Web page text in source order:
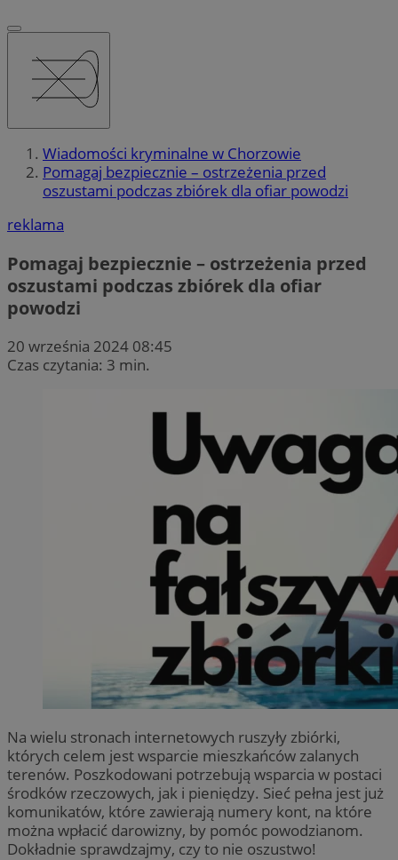
Wiadomości kryminalne w Chorzowie
Pomagaj bezpiecznie – ostrzeżenia przed
oszustami podczas zbiórek dla ofiar powodzi
reklama
Pomagaj bezpiecznie – ostrzeżenia przed
oszustami podczas zbiórek dla ofiar
powodzi
20 września 2024 08:45
Czas czytania: 3 min.
Na wielu stronach internetowych ruszyły zbiórki,
których celem jest wsparcie mieszkańców zalanych
terenów. Poszkodowani potrzebują wsparcia w postaci
środków rzeczowych, jak i pieniędzy. Sieć pełna jest już
komunikatów, które zawierają numery kont, na które
można wpłacić darowizny, by pomóc powodzianom.
Dokładnie sprawdzajmy, czy to nie oszustwo!